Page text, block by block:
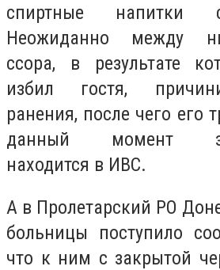
спиртные напитки
Неожиданно между
ссора, в результате
избил гостя,
ранения, после чего его
данный момент
находится в ИВС.
А в Пролетарский РО
больницы поступило
что к ним с закрытой